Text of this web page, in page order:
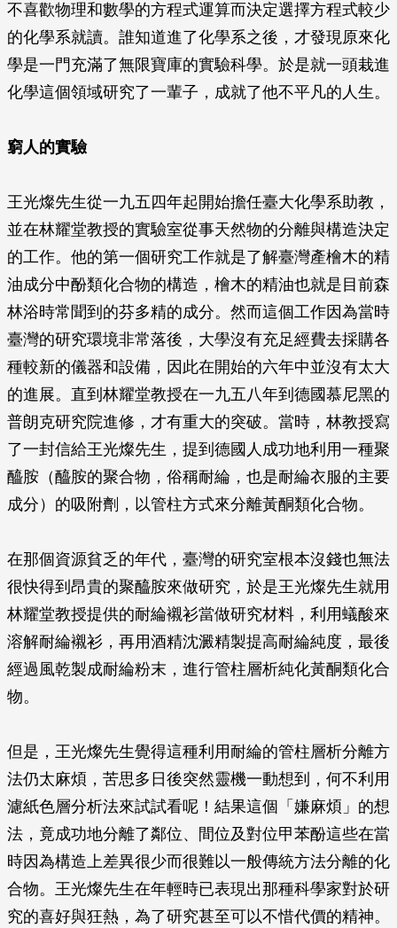
不喜歡物理和數學的方程式運算而決定選擇方程式較少
的化學系就讀。誰知道進了化學系之後，才發現原來化
學是一門充滿了無限寶庫的實驗科學。於是就一頭栽進
化學這個領域研究了一輩子，成就了他不平凡的人生。
窮人的實驗
王光燦先生從一九五四年起開始擔任臺大化學系助教，
並在林耀堂教授的實驗室從事天然物的分離與構造決定
的工作。他的第一個研究工作就是了解臺灣產檜木的精
油成分中酚類化合物的構造，檜木的精油也就是目前森
林浴時常聞到的芬多精的成分。然而這個工作因為當時
臺灣的研究環境非常落後，大學沒有充足經費去採購各
種較新的儀器和設備，因此在開始的六年中並沒有太大
的進展。直到林耀堂教授在一九五八年到德國慕尼黑的
普朗克研究院進修，才有重大的突破。當時，林教授寫
了一封信給王光燦先生，提到德國人成功地利用一種聚
醯胺（醯胺的聚合物，俗稱耐綸，也是耐綸衣服的主要
成分）的吸附劑，以管柱方式來分離黃酮類化合物。
在那個資源貧乏的年代，臺灣的研究室根本沒錢也無法
很快得到昂貴的聚醯胺來做研究，於是王光燦先生就用
林耀堂教授提供的耐綸襯衫當做研究材料，利用蟻酸來
溶解耐綸襯衫，再用酒精沈澱精製提高耐綸純度，最後
經過風乾製成耐綸粉末，進行管柱層析純化黃酮類化合
物。
但是，王光燦先生覺得這種利用耐綸的管柱層析分離方
法仍太麻煩，苦思多日後突然靈機一動想到，何不利用
濾紙色層分析法來試試看呢！結果這個「嫌麻煩」的想
法，竟成功地分離了鄰位、間位及對位甲苯酚這些在當
時因為構造上差異很少而很難以一般傳統方法分離的化
合物。王光燦先生在年輕時已表現出那種科學家對於研
究的喜好與狂熱，為了研究甚至可以不惜代價的精神。